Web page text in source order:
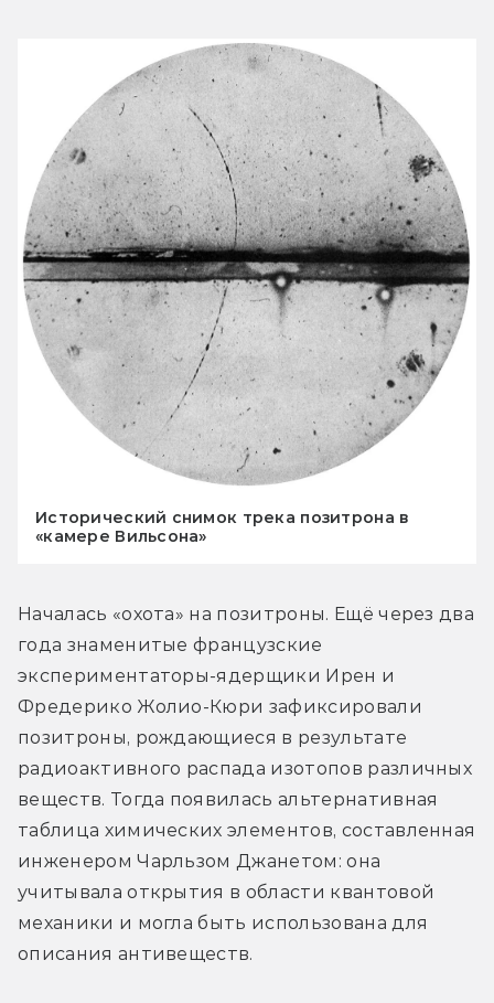
Исторический снимок трека позитрона в
«камере Вильсона»
Началась «охота» на позитроны. Ещё через два
года знаменитые французские
экспериментаторы-ядерщики Ирен и
Фредерико Жолио-Кюри зафиксировали
позитроны, рождающиеся в результате
радиоактивного распада изотопов различных
веществ. Тогда появилась альтернативная
таблица химических элементов, составленная
инженером Чарльзом Джанетом: она
учитывала открытия в области квантовой
механики и могла быть использована для
описания антивеществ.